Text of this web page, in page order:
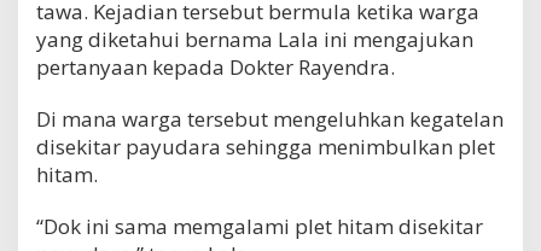
tawa. Kejadian tersebut bermula ketika warga
yang diketahui bernama Lala ini mengajukan
pertanyaan kepada Dokter Rayendra.
Di mana warga tersebut mengeluhkan kegatelan
disekitar payudara sehingga menimbulkan plet
hitam.
“Dok ini sama memgalami plet hitam disekitar